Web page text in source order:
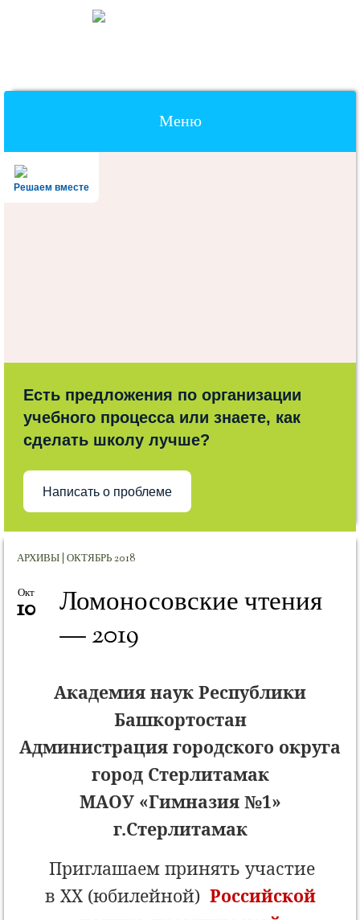
Меню
Наверх
Решаем вместе
Есть предложения по организации
учебного процесса или знаете, как
сделать школу лучше?
Написать о проблеме
АРХИВЫ | ОКТЯБРЬ 2018
Ломоносовские чтения
— 2019
Окт
10
Академия наук Республики
Башкортостан
Администрация городского округа
город Стерлитамак
МАОУ «Гимназия №1»
г.Стерлитамак
Приглашаем принять участие
в XX (юбилейной) Российской